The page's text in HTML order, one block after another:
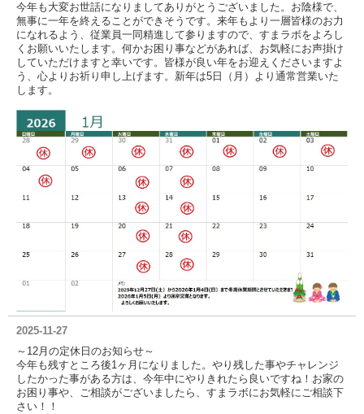
今年も大変お世話になりましてありがとうございました。お陰様で、
無事に一年を終えることができそうです。来年もより一層皆様のお力
になれるよう、従業員一同精進して参りますので、すまラボをよろし
くお願いいたします。何かお困り事などがあれば、お気軽にお声掛け
していただけますと幸いです。皆様が良い年をお迎えくださいますよ
う、心よりお祈り申し上げます。新年は5日（月）より通常営業いた
します。
2025-11-27
～12月の定休日のお知らせ～
今年も残すところ後1ヶ月になりました。やり残した事やチャレンジ
したかった事がある方は、今年中にやりきれたら良いですね！お家の
お困り事や、ご相談がございましたら、すまラボにお気軽にご相談下
さい！！